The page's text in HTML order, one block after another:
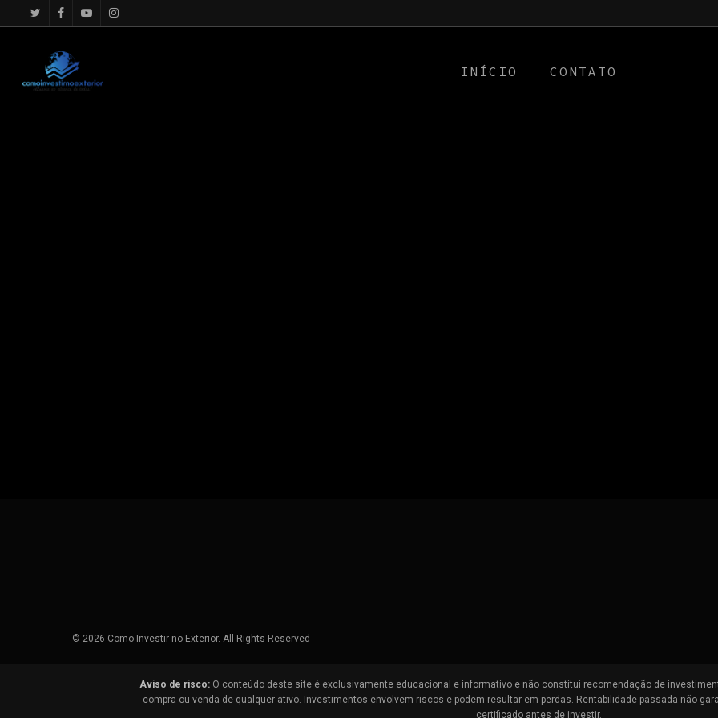
google.com, pub-4867156501875488, DIRECT, f08c47fec0942fa0
INÍCIO CONTATO
© 2026 Como Investir no Exterior. All Rights Reserved
Aviso de risco:O conteúdo deste site é exclusivamente educacional e informativo e não constitui recomendação de
compra ou venda de qualquer ativo. Investimentos envolvem riscos e podem resultar em perdas. Rentabilidade passada não
certificado antes de investir.